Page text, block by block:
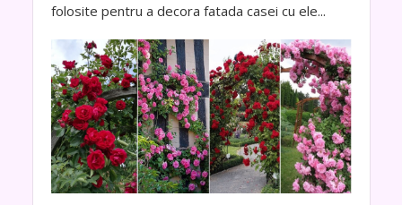
folosite pentru a decora fatada casei cu ele...